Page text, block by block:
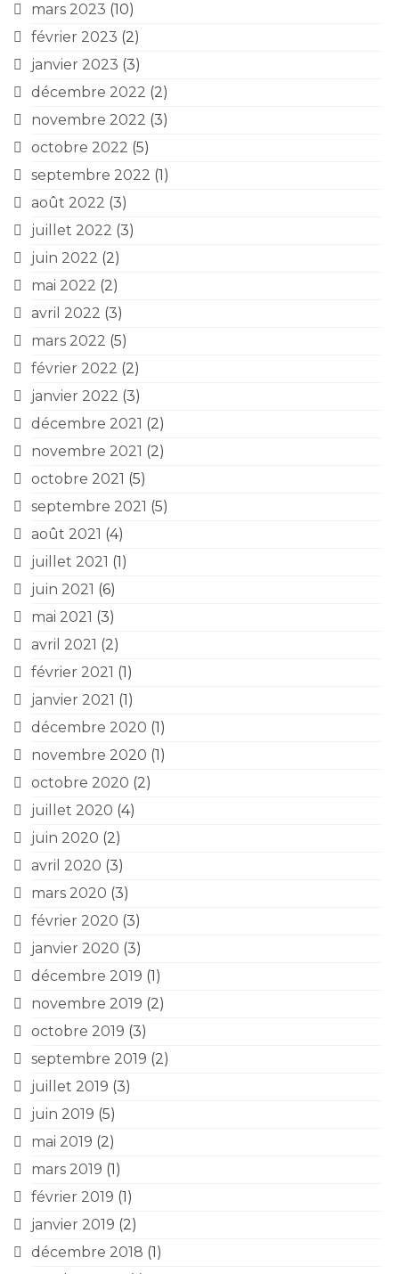
mars 2023 (10)
février 2023 (2)
janvier 2023 (3)
décembre 2022 (2)
novembre 2022 (3)
octobre 2022 (5)
septembre 2022 (1)
août 2022 (3)
juillet 2022 (3)
juin 2022 (2)
mai 2022 (2)
avril 2022 (3)
mars 2022 (5)
février 2022 (2)
janvier 2022 (3)
décembre 2021 (2)
novembre 2021 (2)
octobre 2021 (5)
septembre 2021 (5)
août 2021 (4)
juillet 2021 (1)
juin 2021 (6)
mai 2021 (3)
avril 2021 (2)
février 2021 (1)
janvier 2021 (1)
décembre 2020 (1)
novembre 2020 (1)
octobre 2020 (2)
juillet 2020 (4)
juin 2020 (2)
avril 2020 (3)
mars 2020 (3)
février 2020 (3)
janvier 2020 (3)
décembre 2019 (1)
novembre 2019 (2)
octobre 2019 (3)
septembre 2019 (2)
juillet 2019 (3)
juin 2019 (5)
mai 2019 (2)
mars 2019 (1)
février 2019 (1)
janvier 2019 (2)
décembre 2018 (1)